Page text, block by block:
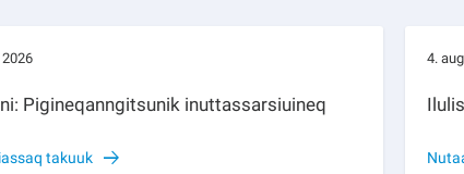
Pigineqanngitsunik inuttassarsiuineq
takuuk
4.